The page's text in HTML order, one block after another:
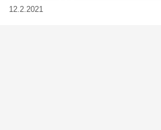
12.2.2021